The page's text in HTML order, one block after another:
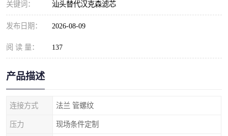
关键词： 汕头替代汉克森滤芯
发布日期： 2026-08-09
阅 读 量： 137
产品描述
连接方式 法兰 管螺纹
压力 现场条件定制